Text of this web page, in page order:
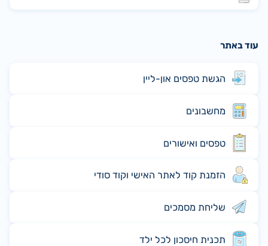
עוד באתר
הגשת טפסים און-ליין
מחשבונים
טפסים ואישורים
הזמנת קוד לאתר האישי וקוד סודי
שליחת מסמכים
תכנית חיסכון לכל ילד